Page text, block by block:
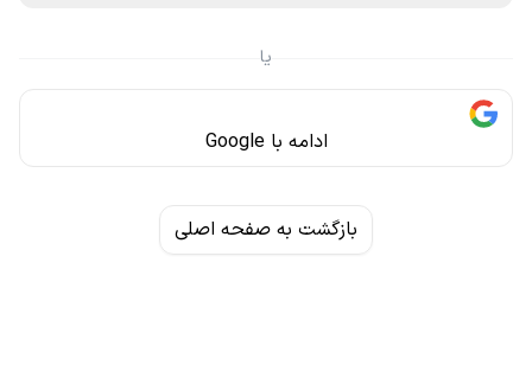
یا
ادامه با Google
بازگشت به صفحه اصلی